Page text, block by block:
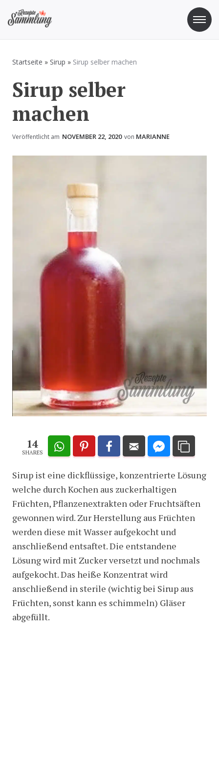
Inhalt
Startseite » Sirup » Sirup selber machen
Sirup selber
machen
Veröffentlicht am NOVEMBER 22, 2020 von MARIANNE
14
SHARES
Sirup ist eine dickflüssige, konzentrierte Lösung
welche durch Kochen aus zuckerhaltigen
Früchten, Pflanzenextrakten oder Fruchtsäften
gewonnen wird. Zur Herstellung aus Früchten
werden diese mit Wasser aufgekocht und
anschließend entsaftet. Die entstandene
Lösung wird mit Zucker versetzt und nochmals
aufgekocht. Das heiße Konzentrat wird
anschließend in sterile (wichtig bei Sirup aus
Früchten, sonst kann es schimmeln) Gläser
abgefüllt.